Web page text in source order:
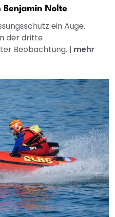
Benjamin Nolte
ein Auge.
der dritte
Beobachtung. | mehr